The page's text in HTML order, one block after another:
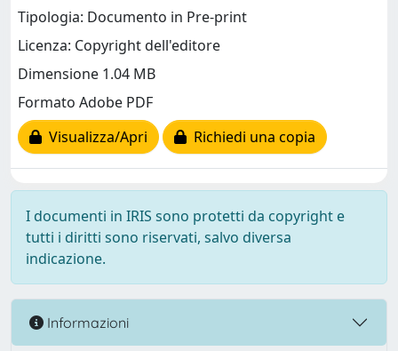
Tipologia: Documento in Pre-print
Licenza: Copyright dell'editore
Dimensione 1.04 MB
Formato Adobe PDF
Visualizza/Apri
Richiedi una copia
I documenti in IRIS sono protetti da copyright e
tutti i diritti sono riservati, salvo diversa
indicazione.
Informazioni